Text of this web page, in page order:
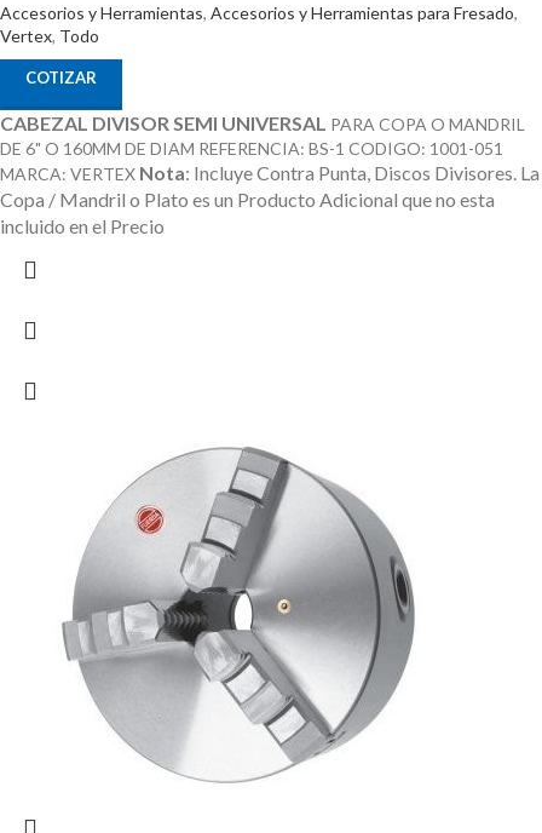
Accesorios y Herramientas, Accesorios y Herramientas para Fresado,
Vertex, Todo
COTIZAR
CABEZAL DIVISOR SEMI UNIVERSAL PARA COPA O MANDRIL
DE 6" O 160MM DE DIAM REFERENCIA: BS-1 CODIGO: 1001-051
MARCA: VERTEX Nota: Incluye Contra Punta, Discos Divisores. La
Copa / Mandril o Plato es un Producto Adicional que no esta
incluido en el Precio